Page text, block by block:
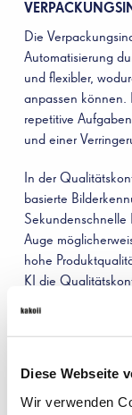
Diese Webseite
Wir verwenden
Die
Automatisierung
und flexibler,
anpassen können.
repetitive
und einer
In der
basierte
Sekundenschnelle
Auge
hohe
KI die
NACHHALTIGE
Ein Schwerpunkt
optimieren den